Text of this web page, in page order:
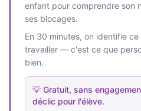
enfant pour comprendre son
ses blocages.
En 30 minutes, on identifie
travailler — c'est ce que
bien.
💡 Gratuit, sans
déclic pour l'élève.